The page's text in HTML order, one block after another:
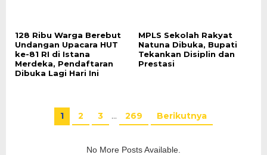
128 Ribu Warga Berebut
Undangan Upacara HUT
ke-81 RI di Istana
Merdeka, Pendaftaran
Dibuka Lagi Hari Ini
MPLS Sekolah Rakyat
Natuna Dibuka, Bupati
Tekankan Disiplin dan
Prestasi
1 2 3 … 269 Berikutnya
No More Posts Available.